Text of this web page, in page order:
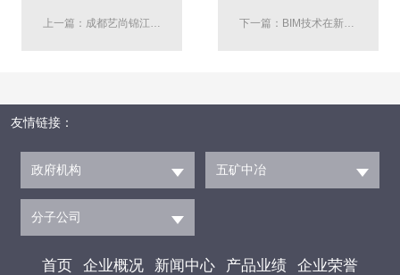
上一篇：成都艺尚锦江文创中心施工总承包项目BIM技术综合应用——第二届冶金建设行业BIM大赛二等奖 下一篇：BIM技术在新津人才安居项目中的综合应用——第二届冶金建设行业BIM大赛三等奖
友情链接：
政府机构 五矿中冶
分子公司
首页 企业概况 新闻中心 产品业绩 企业荣誉